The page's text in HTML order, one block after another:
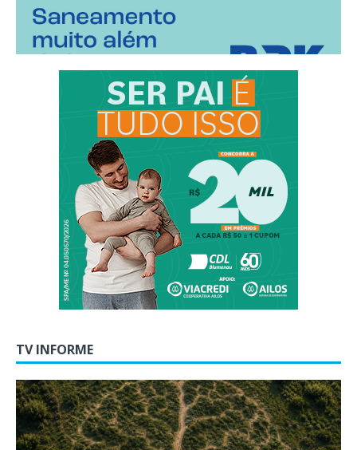
TV INFORME